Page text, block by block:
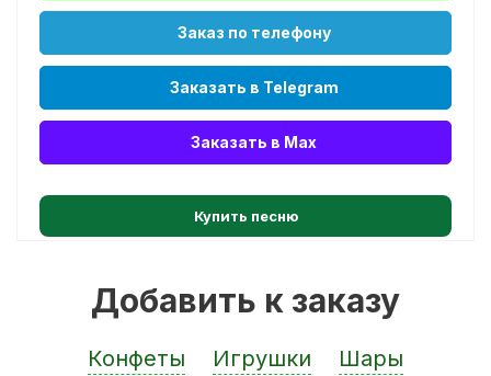
Заказ по телефону
Заказать в Telegram
Заказать в Max
Купить песню
Добавить к заказу
Конфеты Игрушки
Шары